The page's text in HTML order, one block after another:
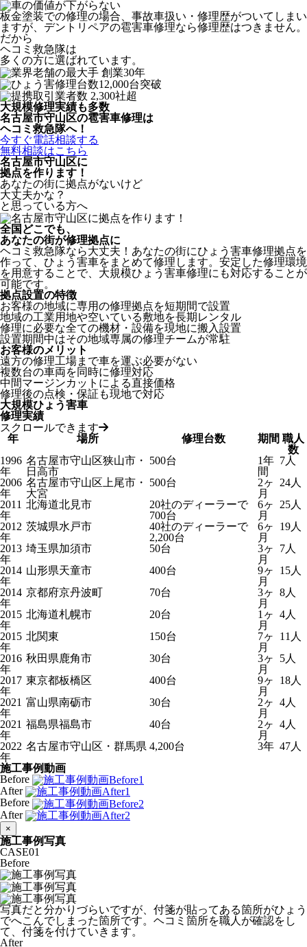
板金塗装での修理の場合、事故車扱い・修理歴がついてしまい
ますが、デントリペアの雹害車修理なら修理歴はつきません。
だから
ヘコミ救急隊は
多くの方に選ばれています。
大規模修理実績も多数
名古屋市守山区の雹害車修理は
ヘコミ救急隊へ！
今すぐ電話相談する
無料相談はこちら
名古屋市守山区に
拠点を作ります！
あなたの街に拠点がないけど
大丈夫かな？
と思っている方へ
全国どこでも、
あなたの街が修理拠点に
ヘコミ救急隊なら大丈夫！あなたの街にひょう害車修理拠点を
作って、ひょう害車をまとめて修理します。安定した修理環境
を用意することで、大規模ひょう害車修理にも対応することが
可能です。
拠点設置の特徴
お客様の地域に専用の修理拠点を短期間で設置
地域の工業用地や空いている敷地を長期レンタル
修理に必要な全ての機材・設備を現地に搬入設置
設置期間中はその地域専属の修理チームが常駐
お客様のメリット
遠方の修理工場まで車を運ぶ必要がない
複数台の車両を同時に修理対応
中間マージンカットによる直接価格
修理後の点検・保証も現地で対応
大規模ひょう害車
修理実績
スクロールできます
年
場所 修理台数 期間 職人
数
1996
年
名古屋市守山区狭山市・
日高市
500台
1年
間
7人
2006
年
名古屋市守山区上尾市・
大宮
500台
2ヶ
月
24人
2011
年
北海道北見市
20社のディーラーで
700台
6ヶ
月
25人
2012
年
茨城県水戸市
40社のディーラーで
2,200台
6ヶ
月
19人
2013
年
埼玉県加須市 50台
3ヶ
月
7人
2014
年
山形県天童市 400台
9ヶ
月
15人
2014
年
京都府京丹波町 70台
3ヶ
月
8人
2015
年
北海道札幌市 20台
1ヶ
月
4人
2015
年
北関東 150台
7ヶ
月
11人
2016
年
秋田県鹿角市 30台
3ヶ
月
5人
2017
年
東京都板橋区 400台
9ヶ
月
18人
2021
年
富山県南砺市 30台
2ヶ
月
4人
2021
年
福島県福島市 40台
2ヶ
月
4人
2022
年
名古屋市守山区・群馬県 4,200台 3年 47人
施工事例動画
Before
After
Before
After
×
施工事例写真
CASE01
Before
写真だと分かりづらいですが、付箋が貼ってある箇所がひょう
でへこんでしまった箇所です。ヘコミ箇所を職人が確認をし
て、付箋を付けていきます。
After